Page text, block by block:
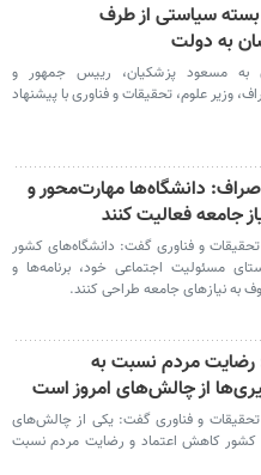
بسته سیاستی از طرف
به دولت
به مسعود پزشکیان، رییس جمهور و
وزیر علوم، تحقیقات و فناوری با پیشنهاد
دانشگاه‌ها مهارت‌محور و
جامعه فعالیت کنند
تحقیقات و فناوری گفت: دانشگاه‌های کشور
مسئولیت اجتماعی خود، برنامه‌ها و
به نیازهای جامعه طراحی کنند.
رضایت مردم نسبت به
از چالش‌های امروز است
تحقیقات و فناوری گفت: یکی از چالش‌های
کشور کاهش اعتماد و رضایت مردم نسبت